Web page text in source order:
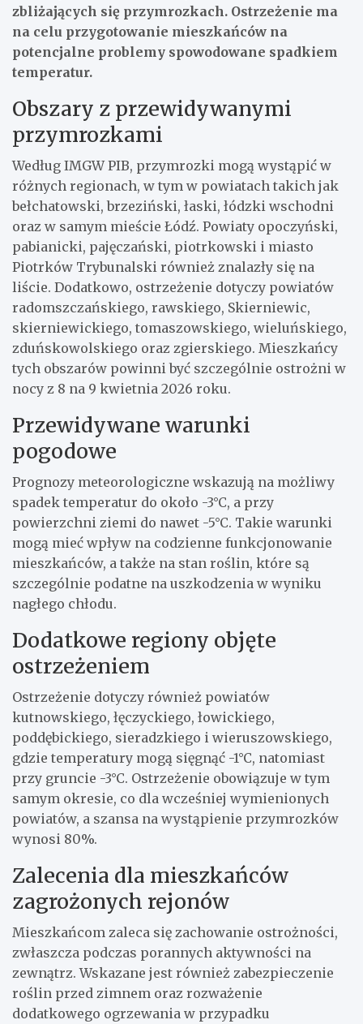
zbliżających się przymrozkach. Ostrzeżenie ma
na celu przygotowanie mieszkańców na
potencjalne problemy spowodowane spadkiem
temperatur.
Obszary z przewidywanymi
przymrozkami
Według IMGW PIB, przymrozki mogą wystąpić w
różnych regionach, w tym w powiatach takich jak
bełchatowski, brzeziński, łaski, łódzki wschodni
oraz w samym mieście Łódź. Powiaty opoczyński,
pabianicki, pajęczański, piotrkowski i miasto
Piotrków Trybunalski również znalazły się na
liście. Dodatkowo, ostrzeżenie dotyczy powiatów
radomszczańskiego, rawskiego, Skierniewic,
skierniewickiego, tomaszowskiego, wieluńskiego,
zduńskowolskiego oraz zgierskiego. Mieszkańcy
tych obszarów powinni być szczególnie ostrożni w
nocy z 8 na 9 kwietnia 2026 roku.
Przewidywane warunki
pogodowe
Prognozy meteorologiczne wskazują na możliwy
spadek temperatur do około -3°C, a przy
powierzchni ziemi do nawet -5°C. Takie warunki
mogą mieć wpływ na codzienne funkcjonowanie
mieszkańców, a także na stan roślin, które są
szczególnie podatne na uszkodzenia w wyniku
nagłego chłodu.
Dodatkowe regiony objęte
ostrzeżeniem
Ostrzeżenie dotyczy również powiatów
kutnowskiego, łęczyckiego, łowickiego,
poddębickiego, sieradzkiego i wieruszowskiego,
gdzie temperatury mogą sięgnąć -1°C, natomiast
przy gruncie -3°C. Ostrzeżenie obowiązuje w tym
samym okresie, co dla wcześniej wymienionych
powiatów, a szansa na wystąpienie przymrozków
wynosi 80%.
Zalecenia dla mieszkańców
zagrożonych rejonów
Mieszkańcom zaleca się zachowanie ostrożności,
zwłaszcza podczas porannych aktywności na
zewnątrz. Wskazane jest również zabezpieczenie
roślin przed zimnem oraz rozważenie
dodatkowego ogrzewania w przypadku